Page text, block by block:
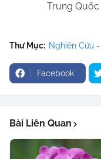
Trung Quốc
Thư Mục: Nghiên Cứu
Facebook
Bài Liên Quan